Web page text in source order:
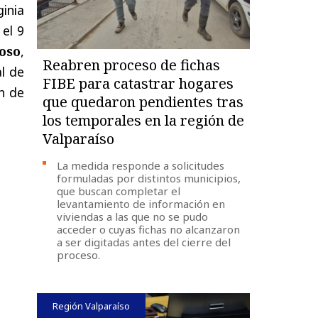
9
,
de
de
Reabren proceso de fichas
FIBE para catastrar hogares
que quedaron pendientes tras
los temporales en la región de
Valparaíso
La medida responde a solicitudes
formuladas por distintos municipios,
que buscan completar el
levantamiento de información en
viviendas a las que no se pudo
acceder o cuyas fichas no alcanzaron
a ser digitadas antes del cierre del
proceso.
Región Valparaíso